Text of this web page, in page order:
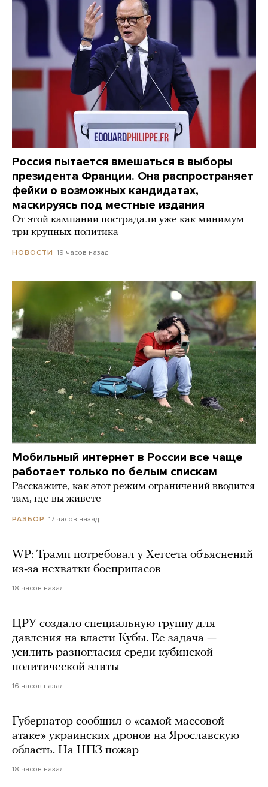
Россия пытается вмешаться в выборы
президента Франции. Она распространяет
фейки о возможных кандидатах,
маскируясь под местные издания
От этой кампании пострадали уже как минимум
три крупных политика
НОВОСТИ 19 часов назад
Мобильный интернет в России все чаще
работает только по белым спискам
Расскажите, как этот режим ограничений вводится
там, где вы живете
РАЗБОР 17 часов назад
WP: Трамп потребовал у Хегсета объяснений
из-за нехватки боеприпасов
18 часов назад
ЦРУ создало специальную группу для
давления на власти Кубы. Ее задача —
усилить разногласия среди кубинской
политической элиты
16 часов назад
Губернатор сообщил о «самой массовой
атаке» украинских дронов на Ярославскую
область. На НПЗ пожар
18 часов назад